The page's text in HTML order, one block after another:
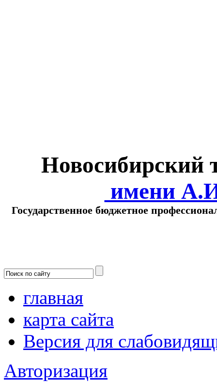
Новосибирский
имени
Государственное бюджетное
главная
карта сайта
Версия для
Авторизация